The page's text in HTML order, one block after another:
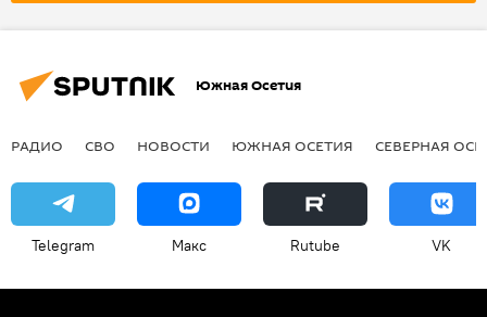
Южная Осетия
РАДИО СВО НОВОСТИ ЮЖНАЯ ОСЕТИЯ СЕВЕРНАЯ
Telegram Макс Rutube VK